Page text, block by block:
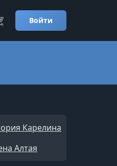
Войти
Карелина
Алтая